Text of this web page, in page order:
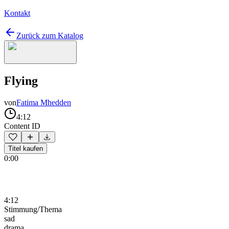
Kontakt
Zurück zum Katalog
Flying
vonFatima Mhedden
4:12
Content ID
Titel kaufen
0:00
4:12
Stimmung/Thema
sad